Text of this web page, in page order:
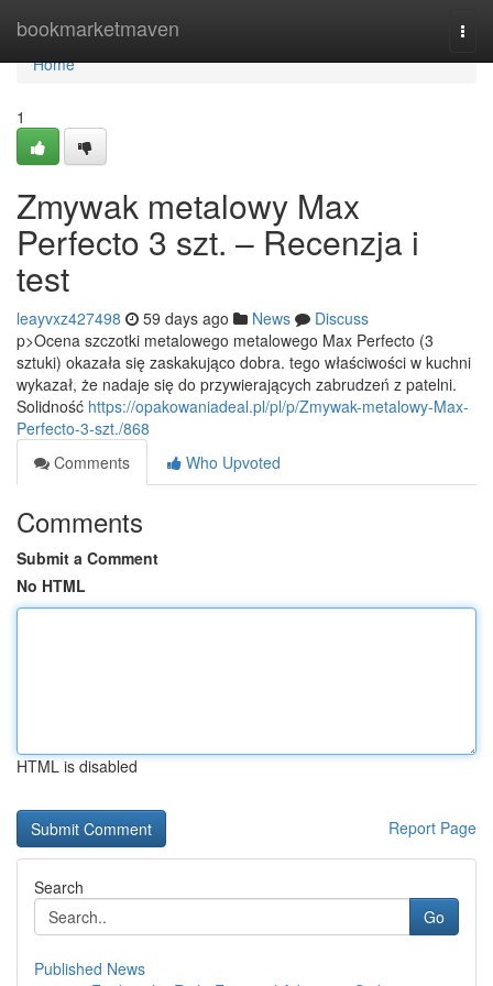
bookmarketmaven
Home
Home
1
Zmywak metalowy Max
Perfecto 3 szt. – Recenzja i
test
leayvxz427498 59 days ago News
Discuss
p>Ocena szczotki metalowego metalowego Max Perfecto (3
sztuki) okazała się zaskakująco dobra. tego właściwości w kuchni
wykazał, że nadaje się do przywierających zabrudzeń z patelni.
Solidność https://opakowaniadeal.pl/pl/p/Zmywak-metalowy-Max-
Perfecto-3-szt./868
Comments
Who Upvoted
Comments
Submit a Comment
No HTML
HTML is disabled
Report Page
Search
Go
Published News